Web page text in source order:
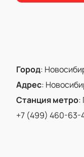
Город:
Адрес:
Станция метро:
+7 (499) 460-63-